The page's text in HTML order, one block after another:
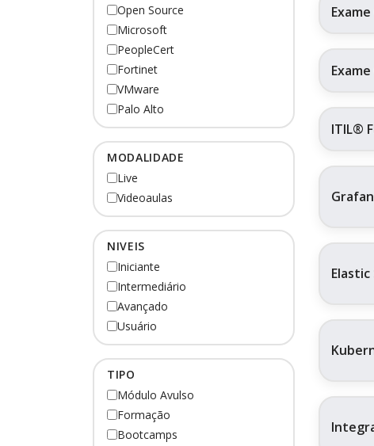
Open Source
Microsoft
PeopleCert
Fortinet
VMware
Palo Alto
MODALIDADE
Live
Videoaulas
NIVEIS
Iniciante
Intermediário
Avançado
Usuário
TIPO
Módulo Avulso
Formação
Bootcamps
ITIL®